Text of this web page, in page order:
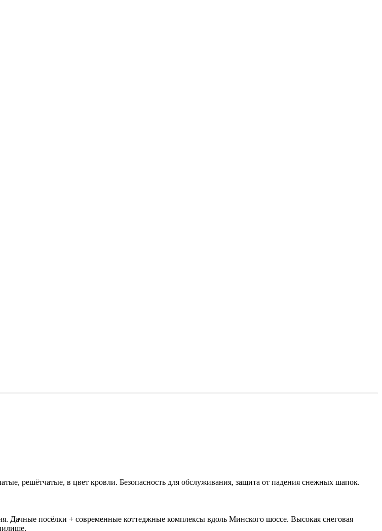
решётчатые, в цвет кровли. Безопасность для обслуживания, защита от падения снежных шапок.
посёлки + современные коттеджные комплексы вдоль Минского шоссе. Высокая снеговая